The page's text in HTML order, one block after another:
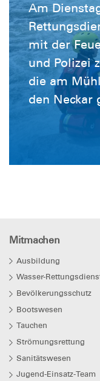
betonte die
„Jeder, der
potenzieller
stark zeigt
leistete
bei 16
Gleichzeitig
Am
mit der
und Polizei
die am
den Neckar
Mitmachen
Ausbildung
Wasser-
Bevölkerungsschutz
Bootswesen
Tauchen
Strömungsrettung
Sanitätswesen
Jugend-Einsatz-Team